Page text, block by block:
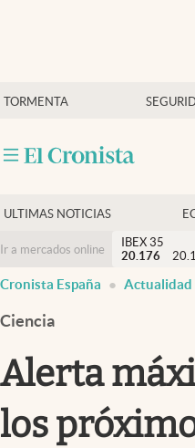
TORMENTA
Economía y finanzas
Criptomonedas
ULTIMAS NOTICIAS
Ir a mercados online
IBEX 35
20.176
Cronista España Actualidad
Ciencia
Alerta
los